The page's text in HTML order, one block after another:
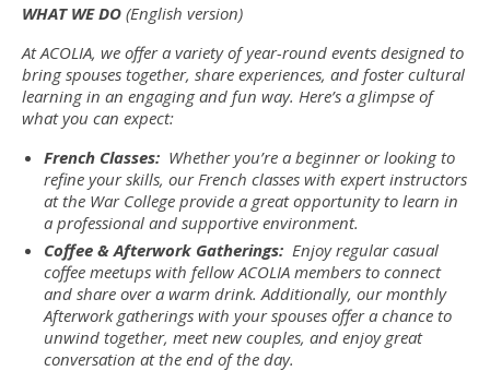
WHAT WE DO (English version)
At ACOLIA, we offer a variety of year-round events designed to
bring spouses together, share experiences, and foster cultural
learning in an engaging and fun way. Here’s a glimpse of
what you can expect:
French Classes: Whether you’re a beginner or looking to
refine your skills, our French classes with expert instructors
at the War College provide a great opportunity to learn in
a professional and supportive environment.
Coffee & Afterwork Gatherings: Enjoy regular casual
coffee meetups with fellow ACOLIA members to connect
and share over a warm drink. Additionally, our monthly
Afterwork gatherings with your spouses offer a chance to
unwind together, meet new couples, and enjoy great
conversation at the end of the day.